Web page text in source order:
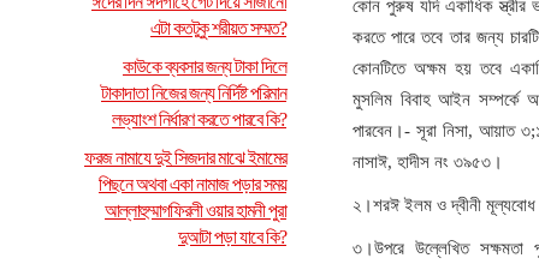
এটা কতটুকু শরীয়ত সম্মত?
কাউকে ব্যবসার জন্য টাকা দিলে
টাকাদাতা নিজের জন্য নির্দিষ্ট পরিমান
লভ্যাংশ নির্ধারণ করতে পারবে কি?
ফরজ নামাযে দুই সিজদার মাঝে ইমামের
পিছনে অথবা একা নামাজ পড়ার সময়
আল্লাহুম্মাগফিরলী ওয়ার হামনী পুরা
দুআটা পড়া যাবে কি?
কোন পুরুষ যদি একাধিক স্ত্রীর
করতে পারে তবে তার জন্য
কোনটিতে অক্ষম হয় তবে
মুসলিম বিবাহ আইন সম্পর্কে
পারবেন।- সূরা নিসা, আয়াত
নাসাঈ, হাদীস নং ৩৯৫৩।
২।শরঈ ইলম ও দ্বীনী মূল্যবোধ
৩।উপরে উল্লেখিত সক্ষমতা